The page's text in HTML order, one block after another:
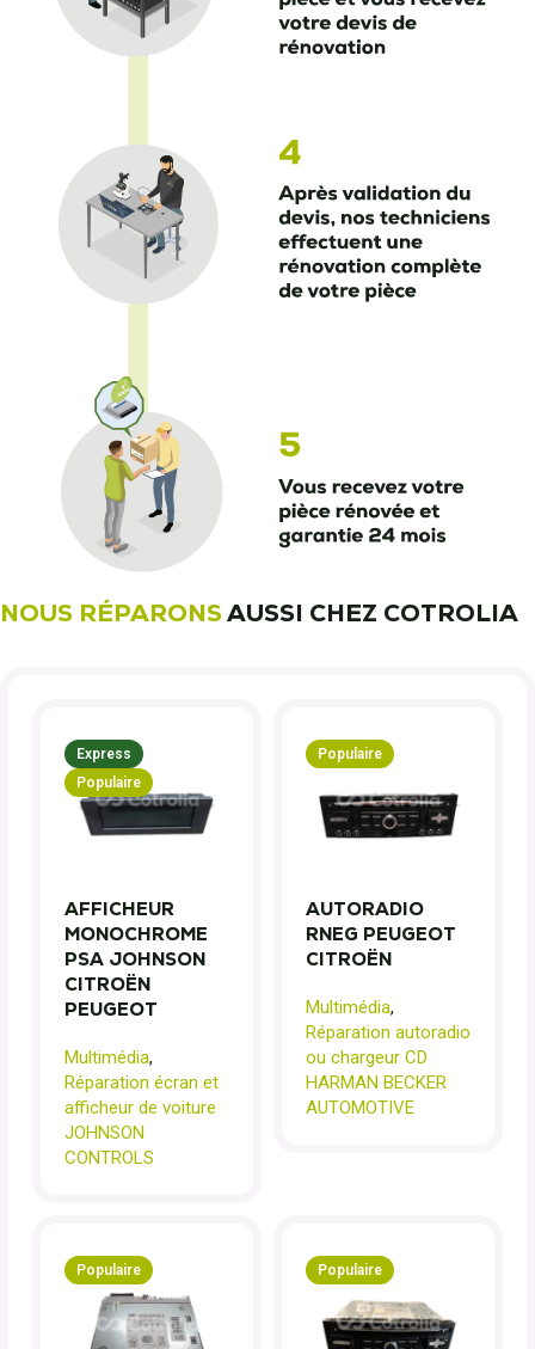
NOUS RÉPARONSAUSSI CHEZ COTROLIA
Express
Populaire
AFFICHEUR
MONOCHROME
PSA JOHNSON
CITROËN
PEUGEOT
Multimédia,
Réparation écran et
afficheur de voiture
JOHNSON
CONTROLS
Populaire
AUTORADIO
RNEG PEUGEOT
CITROËN
Multimédia,
Réparation autoradio
ou chargeur CD
HARMAN BECKER
AUTOMOTIVE
Populaire Populaire